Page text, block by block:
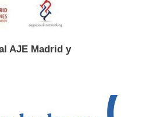
AJE Madrid y